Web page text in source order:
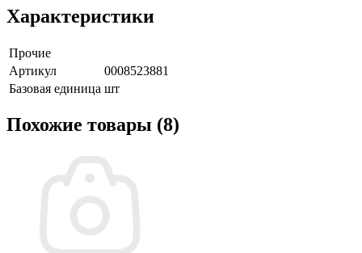
Характеристики
Прочие
Артикул
0008523881
Базовая единица шт
Похожие товары (8)